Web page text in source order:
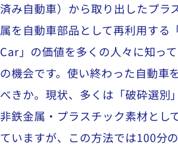
済み自動車）から取り出したプラ
属を自動車部品として再利用する
Car 」の価値を多くの人々に知っ
の機会です。使い終わった自動車
べきか。現状、多くは「破砕選別
非鉄金属・プラスチック素材とし
ていますが、この方法では100分